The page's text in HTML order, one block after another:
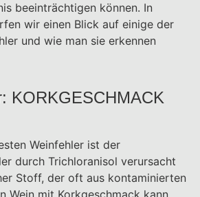
beeinträchtigen können. In
wir einen Blick auf einige der
und wie man sie erkennen
KORKGESCHMACK
Weinfehler ist der
durch Trichloranisol verursacht
Stoff, der oft aus kontaminierten
Wein mit Korkgeschmack kann